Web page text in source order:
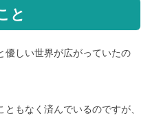
と
優しい世界が広がっていたの
もなく済んでいるのですが、